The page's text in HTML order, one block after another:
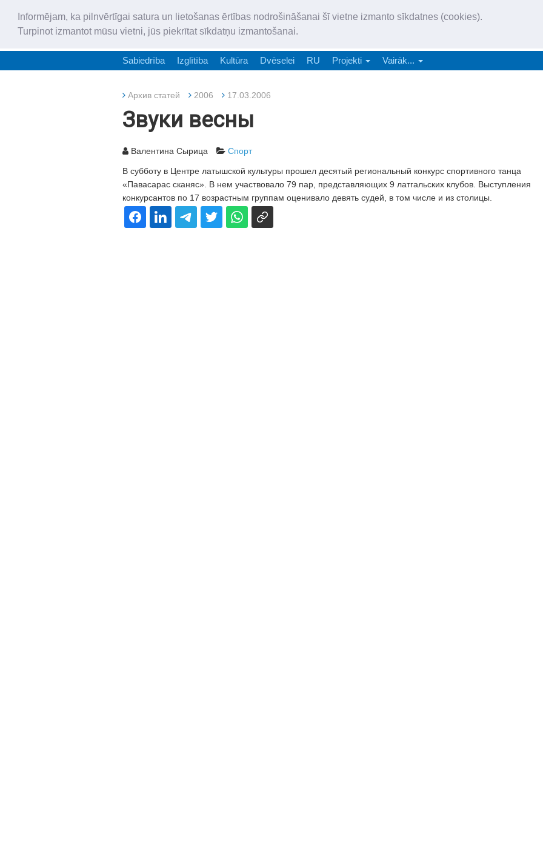
Informējam, ka pilnvērtīgai satura un lietošanas ērtības nodrošināšanai šī vietne izmanto sīkdatnes (cookies).
Turpinot izmantot mūsu vietni, jūs piekrītat sīkdatņu izmantošanai.
„Latgales Laiks” latviešu valodā aptver Daugavpils valstspilsētu,
Sabiedrība Izglītība Kultūra Dvēselei RU Projekti Vairāk...
Архив статей 2006 17.03.2006
Звуки весны
Валентина Сырица Спорт
В субботу в Центре латышской культуры прошел десятый региональный конкурс спортивного танца
«Павасарас сканяс». В нем участвовало 79 пар, представляющих 9 латгальских клубов. Выступления
конкурсантов по 17 возрастным группам оценивало девять судей, в том числе и из столицы.